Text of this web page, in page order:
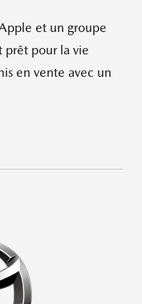
et un groupe
prêt pour la vie
en vente avec un